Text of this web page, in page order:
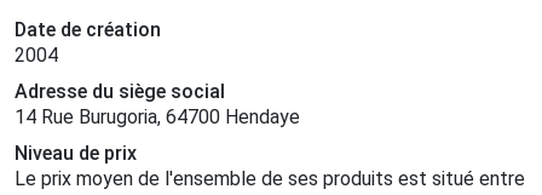
Date de création
2004
Adresse du siège social
14 Rue Burugoria, 64700 Hendaye
Niveau de prix
Le prix moyen de l'ensemble de ses produits est situé entre